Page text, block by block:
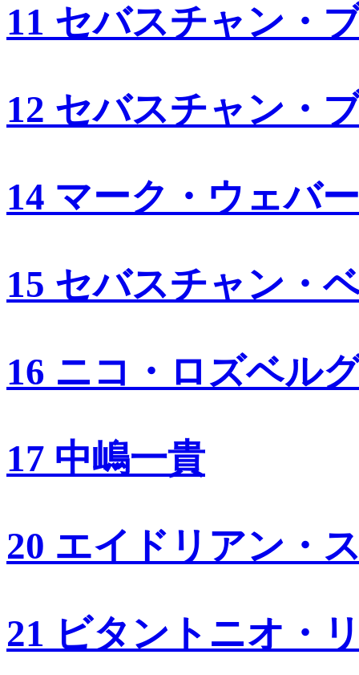
11 セバスチャン・
12 セバスチャン・
14 マーク・ウェバー
15 セバスチャン・
16 ニコ・ロズベル
17 中嶋一貴
20 エイドリアン・
21 ビタントニオ・